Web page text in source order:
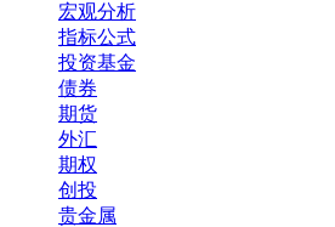
宏观分析
指标公式
投资基金
债券
期货
外汇
期权
创投
贵金属